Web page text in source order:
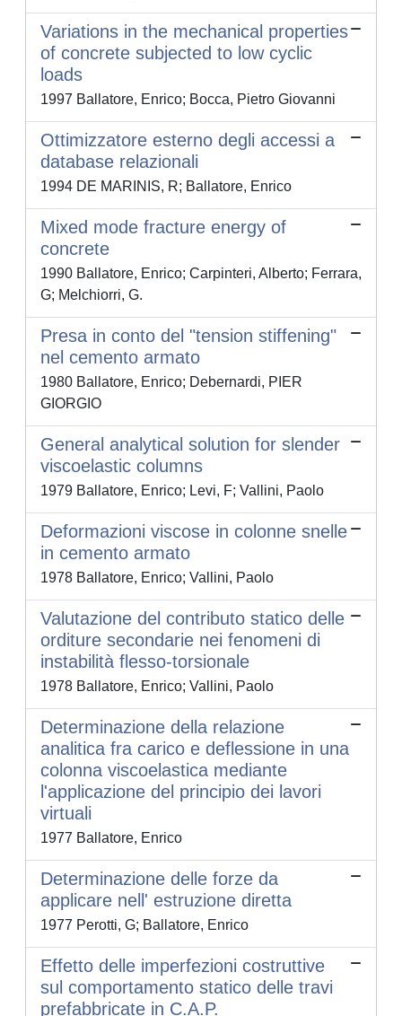
Variations in the mechanical properties
of concrete subjected to low cyclic
loads
1997 Ballatore, Enrico; Bocca, Pietro Giovanni
Ottimizzatore esterno degli accessi a
database relazionali
1994 DE MARINIS, R; Ballatore, Enrico
Mixed mode fracture energy of
concrete
1990 Ballatore, Enrico; Carpinteri, Alberto; Ferrara,
G; Melchiorri, G.
Presa in conto del "tension stiffening"
nel cemento armato
1980 Ballatore, Enrico; Debernardi, PIER
GIORGIO
General analytical solution for slender
viscoelastic columns
1979 Ballatore, Enrico; Levi, F; Vallini, Paolo
Deformazioni viscose in colonne snelle
in cemento armato
1978 Ballatore, Enrico; Vallini, Paolo
Valutazione del contributo statico delle
orditure secondarie nei fenomeni di
instabilità flesso-torsionale
1978 Ballatore, Enrico; Vallini, Paolo
Determinazione della relazione
analitica fra carico e deflessione in una
colonna viscoelastica mediante
l'applicazione del principio dei lavori
virtuali
1977 Ballatore, Enrico
Determinazione delle forze da
applicare nell' estruzione diretta
1977 Perotti, G; Ballatore, Enrico
Effetto delle imperfezioni costruttive
sul comportamento statico delle travi
prefabbricate in C.A.P.